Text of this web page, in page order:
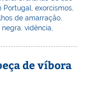
Portugal ,exorcismos
de amarração
,vidência
de víbora